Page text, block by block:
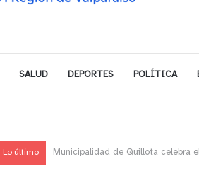
SALUD DEPORTES POLÍTICA
Lo último Municipalidad de Nogales impulsa